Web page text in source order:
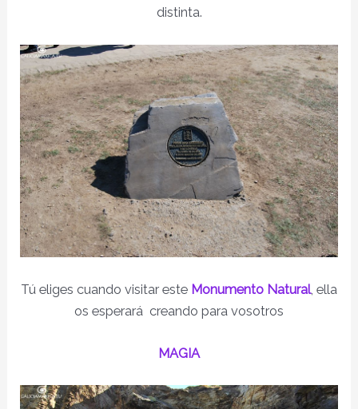
distinta.
Tú eliges cuando visitar este Monumento Natural, ella
os esperará creando para vosotros
MAGIA